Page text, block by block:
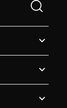
terme de